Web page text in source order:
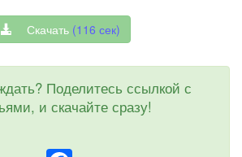
Скачать (116 сек)
Поделитесь ссылкой с
и скачайте сразу!